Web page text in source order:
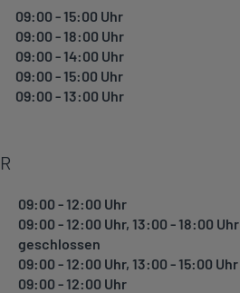
09:00 - 15:00 Uhr
09:00 - 18:00 Uhr
09:00 - 14:00 Uhr
09:00 - 15:00 Uhr
09:00 - 13:00 Uhr
09:00 - 12:00 Uhr
09:00 - 12:00 Uhr, 13:00 - 18:00 Uhr
geschlossen
09:00 - 12:00 Uhr, 13:00 - 15:00 Uhr
09:00 - 12:00 Uhr